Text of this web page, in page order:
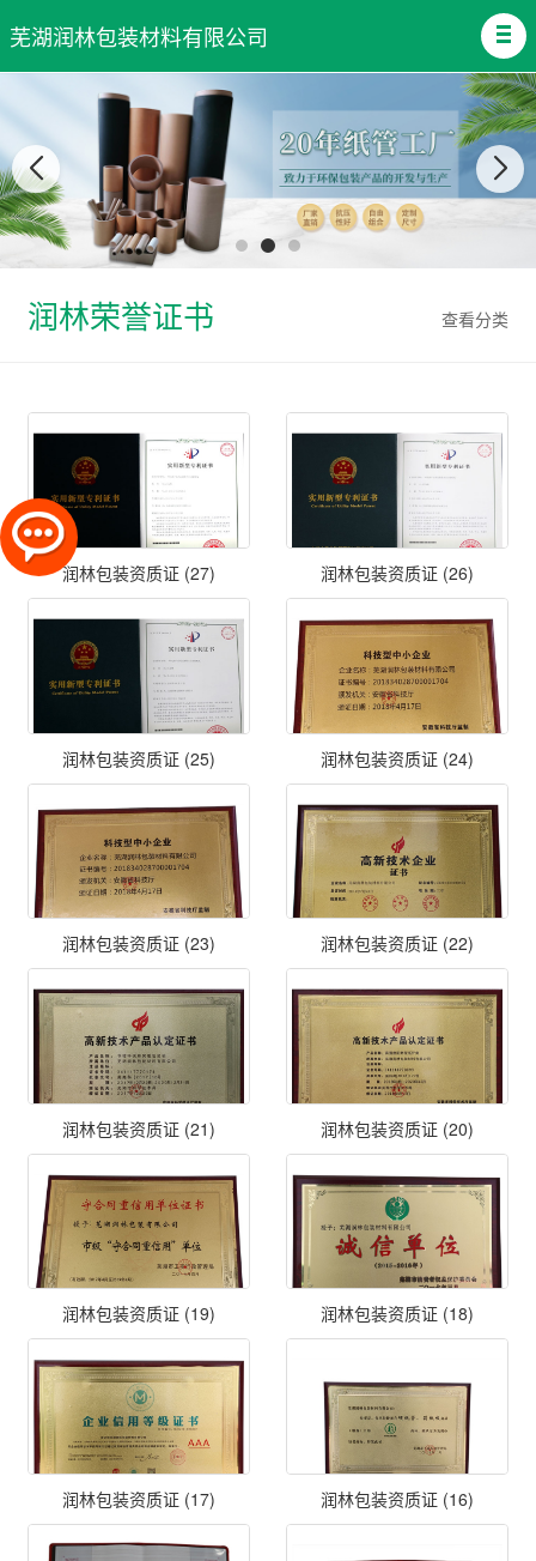
芜湖润林包装材料有限公司
查看分类
润林荣誉证书
润林包装资质证 (27) 润林包装资质证 (26)
润林包装资质证 (25) 润林包装资质证 (24)
润林包装资质证 (23) 润林包装资质证 (22)
润林包装资质证 (21) 润林包装资质证 (20)
润林包装资质证 (19) 润林包装资质证 (18)
润林包装资质证 (17) 润林包装资质证 (16)